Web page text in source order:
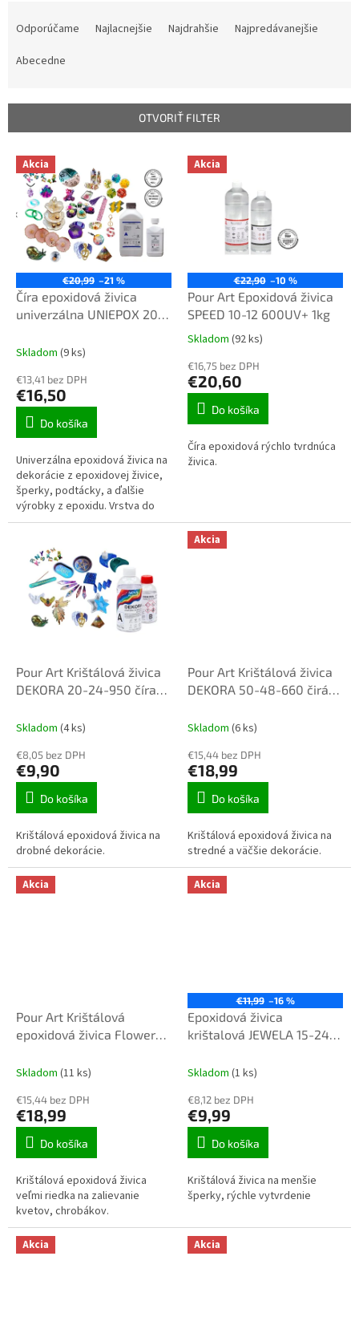
p
Odporúčame Najlacnejšie Najdrahšie
Najpredávanejšie
Abecedne
OTVORIŤ FILTER
V Akcia
€20,99 –21 %
Číra epoxidová živica
univerzálna UNIEPOX 20-
Skladom (9 ks)
€13,41 bez DPH
€16,50
Do košíka
Univerzálna epoxidová živica na
dekorácie z epoxidovej živice,
šperky, podtácky, a ďalšie
výrobky z epoxidu. Vrstva do
výšky 20mm.
Akcia
€22,90 –10 %
Pour Art Epoxidová živica
SPEED 10-12 600UV+ 1kg
Priemerné
produktu
je
3,1
hviezdičiek.
Skladom (92 ks)
€16,75 bez DPH
€20,60
Do košíka
Číra epoxidová rýchlo tvrdnúca
živica.
Pour Art Krištálová živica
DEKORA 20-24-950 číra
Skladom (4 ks)
€8,05 bez DPH
€9,90
Do košíka
Krištálová epoxidová živica na
drobné dekorácie.
Akcia
Pour Art Krištálová živica
DEKORA 50-48-660 čirá
Skladom (6 ks)
€15,44 bez DPH
€18,99
Do košíka
Krištálová epoxidová živica na
stredné a väčšie dekorácie.
Akcia
Pour Art Krištálová
epoxidová živica Flowera
Skladom (11 ks)
€15,44 bez DPH
€18,99
Do košíka
Krištálová epoxidová živica
veľmi riedka na zalievanie
kvetov, chrobákov.
Akcia
€11,99 –16 %
Epoxidová živica
krištalová JEWELA 15-24-
Skladom (1 ks)
€8,12 bez DPH
€9,99
Do košíka
Krištálová živica na menšie
šperky, rýchle vytvrdenie
Akcia Akcia